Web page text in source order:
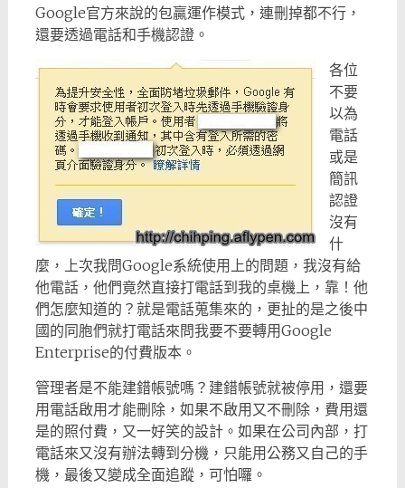
Google官方來說的包贏運作模式，連刪掉都不行，
還要透過電話和手機認證。
各位
不要
以為
電話
或是
簡訊
認證
沒有
什
麼，上次我問Google系統使用上的問題，我沒有給
他電話，他們竟然直接打電話到我的桌機上，靠！他
們怎麼知道的？就是電話蒐集來的，更扯的是之後中
國的同胞們就打電話來問我要不要轉用Google
Enterprise的付費版本。
管理者是不能建錯帳號嗎？建錯帳號就被停用，還要
用電話啟用才能刪除，如果不啟用又不刪除，費用還
是的照付費，又一好笑的設計。如果在公司內部，打
電話來又沒有辦法轉到分機，只能用公務又自己的手
機，最後又變成全面追蹤，可怕囉。